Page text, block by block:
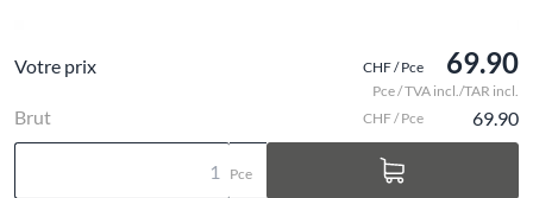
Votre prix CHF / Pce 69.90
Pce / TVA incl./TAR incl.
Brut CHF / Pce 69.90
Pce